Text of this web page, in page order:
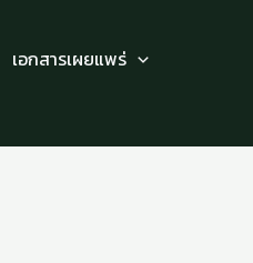
เอกสารเผยแพร่